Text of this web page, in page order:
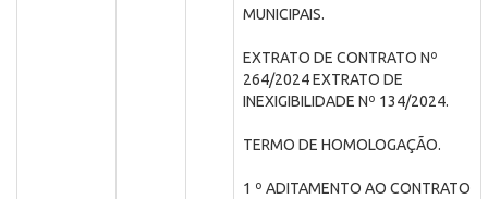
MUNICIPAIS.
EXTRATO DE CONTRATO Nº
264/2024 EXTRATO DE
INEXIGIBILIDADE Nº 134/2024.
TERMO DE HOMOLOGAÇÃO.
1 º ADITAMENTO AO CONTRATO